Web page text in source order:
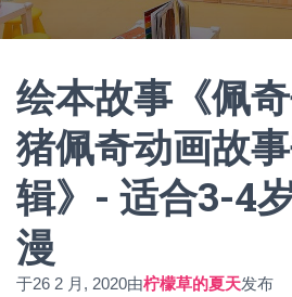
绘本故事《佩
猪佩奇动画故
辑》- 适合3-4
漫
于26 2 月, 2020由柠檬草的夏天发布